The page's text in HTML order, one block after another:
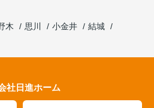
木 思川 小金井
結城
社日進ホーム